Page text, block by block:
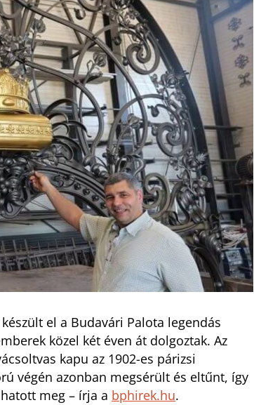
el a Budavári Palota legendás
közel két éven át dolgoztak. Az
kapu az 1902-es párizsi
végén azonban megsérült és eltűnt, így
meg – írja a bphirek.hu.